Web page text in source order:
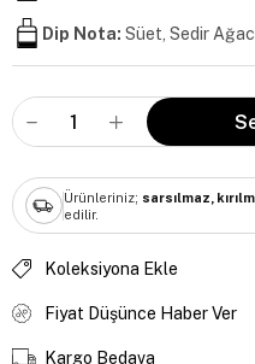
Dip Nota: Süet, Sedir
Ürünleriniz; sarsılmaz,
edilir.
Koleksiyona Ekle
Fiyat Düşünce Haber Ver
Kargo Bedava